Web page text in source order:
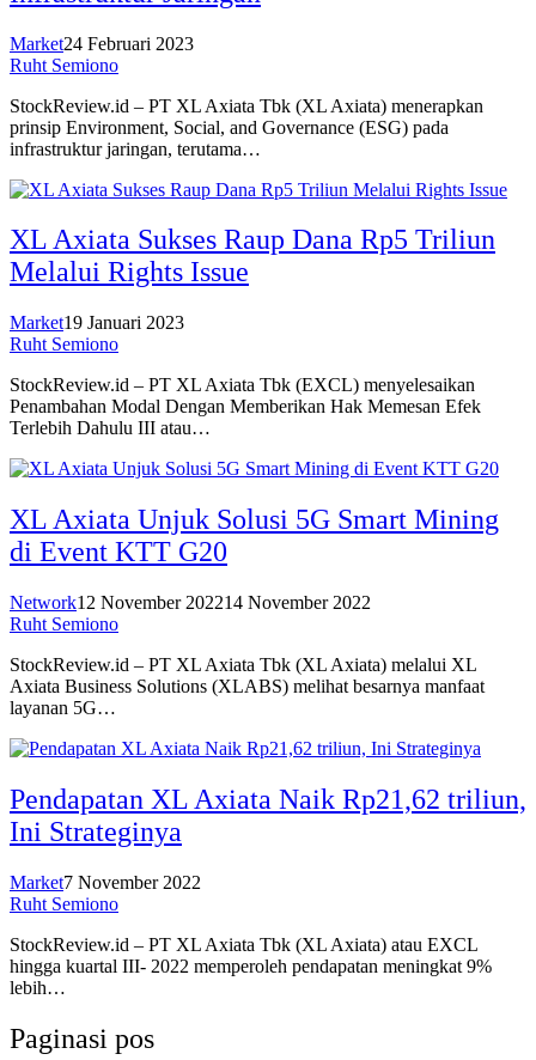
Market24 Februari 2023
Ruht Semiono
StockReview.id – PT XL Axiata Tbk (XL Axiata) menerapkan
prinsip Environment, Social, and Governance (ESG) pada
infrastruktur jaringan, terutama…
XL Axiata Sukses Raup Dana Rp5 Triliun
Melalui Rights Issue
Market19 Januari 2023
Ruht Semiono
StockReview.id – PT XL Axiata Tbk (EXCL) menyelesaikan
Penambahan Modal Dengan Memberikan Hak Memesan Efek
Terlebih Dahulu III atau…
XL Axiata Unjuk Solusi 5G Smart Mining
di Event KTT G20
Network12 November 202214 November 2022
Ruht Semiono
StockReview.id – PT XL Axiata Tbk (XL Axiata) melalui XL
Axiata Business Solutions (XLABS) melihat besarnya manfaat
layanan 5G…
Pendapatan XL Axiata Naik Rp21,62 triliun,
Ini Strateginya
Market7 November 2022
Ruht Semiono
StockReview.id – PT XL Axiata Tbk (XL Axiata) atau EXCL
hingga kuartal III- 2022 memperoleh pendapatan meningkat 9%
lebih…
Paginasi pos